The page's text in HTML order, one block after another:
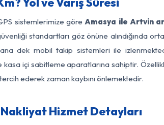
sistemlerimize göreAmasya ile Artvin
güvenliği standartları göz önüne
dek mobil takip sistemleri ile
kasa içi sabitleme aparatlarına sahiptir.
ederek zaman kaybını önlemektedir.
Hizmet Detayları